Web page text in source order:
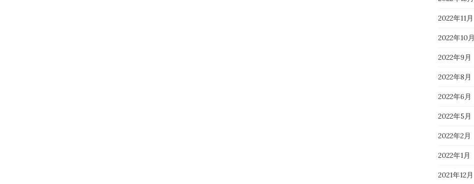
2022年11月
2022年10月
2022年9月
2022年8月
2022年6月
2022年5月
2022年2月
2022年1月
2021年12月